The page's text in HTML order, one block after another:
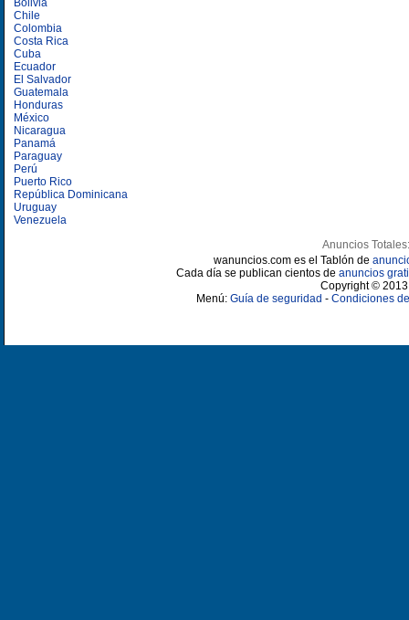
Bolivia
Chile
Colombia
Costa Rica
Cuba
Ecuador
El Salvador
Guatemala
Honduras
México
Nicaragua
Panamá
Paraguay
Perú
Puerto Rico
República Dominicana
Uruguay
Venezuela
Anuncios Totales:
wanuncios.com es el Tablón de
Cada día se publican cientos de anuncios
Copyright ©
Menú: Guía de seguridad - Condiciones